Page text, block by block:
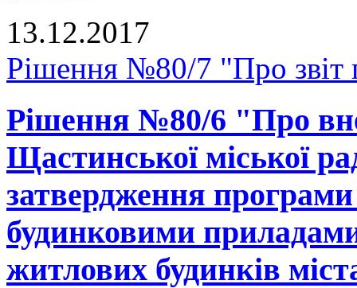
13.12.2017
Рішення №80/7 "Про звіт
Рішення №80/6 "Про
Щастинської міської
затвердження
будинковими приладами
житлових будинків